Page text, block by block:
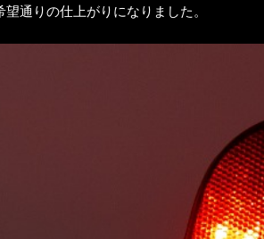
通りの仕上がりになりました。